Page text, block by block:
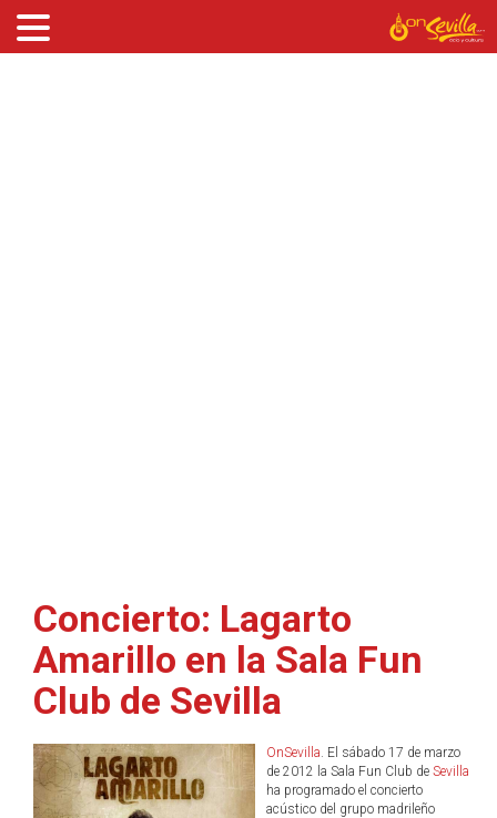
Concierto: Lagarto
Amarillo en la Sala Fun
Club de Sevilla
OnSevilla. El sábado 17 de marzo
de 2012 la Sala Fun Club de Sevilla
ha programado el concierto
acústico del grupo madrileño